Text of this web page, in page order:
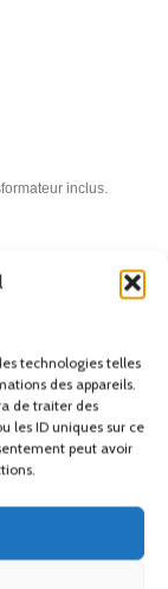
technologies telles
des appareils.
de traiter des
les ID uniques sur ce
peut avoir
inclus.
ne pas refléter
facteurs
(Hors